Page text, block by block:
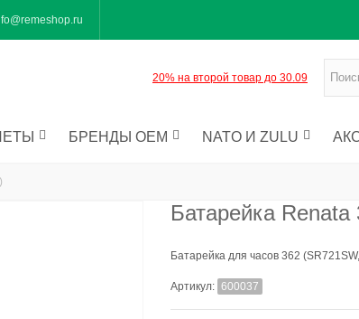
20% на второй товар до 30.09
БРЕНДЫ OEM NATO И ZULU
Батарейка
Батарейка для часов 362
Артикул: 600037